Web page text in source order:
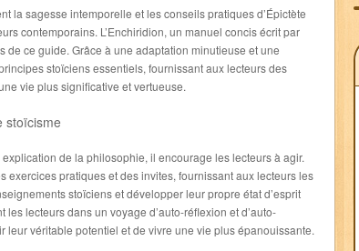
la sagesse intemporelle et les conseils pratiques d’Épictète
contemporains. L’Enchiridion, un manuel concis écrit par
de ce guide. Grâce à une adaptation minutieuse et une
stoïciens essentiels, fournissant aux lecteurs des
vie plus significative et vertueuse.
stoïcisme
de la philosophie, il encourage les lecteurs à agir.
exercices pratiques et des invites, fournissant aux lecteurs les
stoïciens et développer leur propre état d’esprit
lecteurs dans un voyage d’auto-réflexion et d’auto-
leur véritable potentiel et de vivre une vie plus épanouissante.